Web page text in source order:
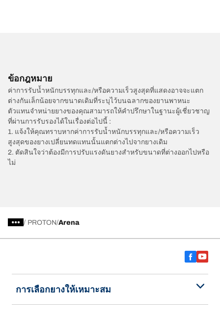
ข้อกฎหมาย
ค่าการรับน้ำหนักบรรทุกและ/หรือความเร็วสูงสุดที่แสดงอาจจะแตก
ต่างกันเล็กน้อยจากขนาดเดิมที่ระบุไว้บนฉลากของยานพาหนะ
ตัวแทนจำหน่ายยางของคุณสามารถให้คำปรึกษาในฐานะผู้เชี่ยวชาญ
ที่ผ่านการรับรองได้ในเรื่องต่อไปนี้ :
1. แจ้งให้คุณทราบหากค่าการรับน้ำหนักบรรทุกและ/หรือความเร็ว
สูงสุดของยางเปลี่ยนทดแทนนั้นแตกต่างไปจากยางเดิม
2. ตัดสินใจว่าต้องมีการปรับแรงดันยางสำหรับขนาดที่ต่างออกไปหรือ
ไม่
/ PROTON Arena
การเลือกยางให้เหมาะสม